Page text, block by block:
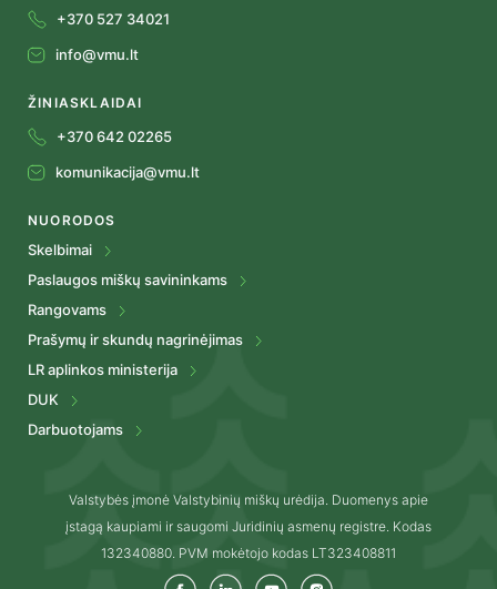
+370 527 34021
info@vmu.lt
ŽINIASKLAIDAI
+370 642 02265
komunikacija@vmu.lt
NUORODOS
Skelbimai
Paslaugos miškų savininkams
Rangovams
Prašymų ir skundų nagrinėjimas
LR aplinkos ministerija
DUK
Darbuotojams
Valstybės įmonė Valstybinių miškų urėdija. Duomenys apie
įstagą kaupiami ir saugomi Juridinių asmenų registre. Kodas
132340880. PVM mokėtojo kodas LT323408811